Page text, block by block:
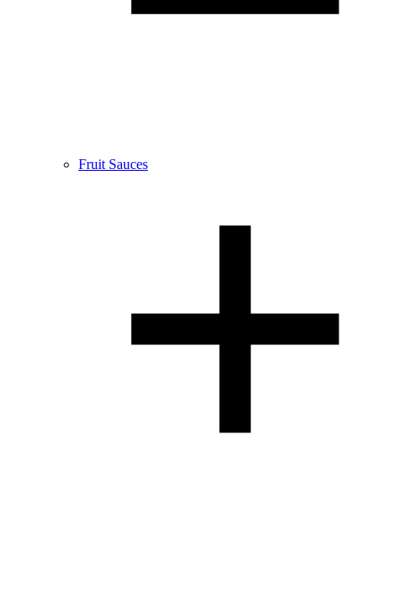
Fruit Sauces